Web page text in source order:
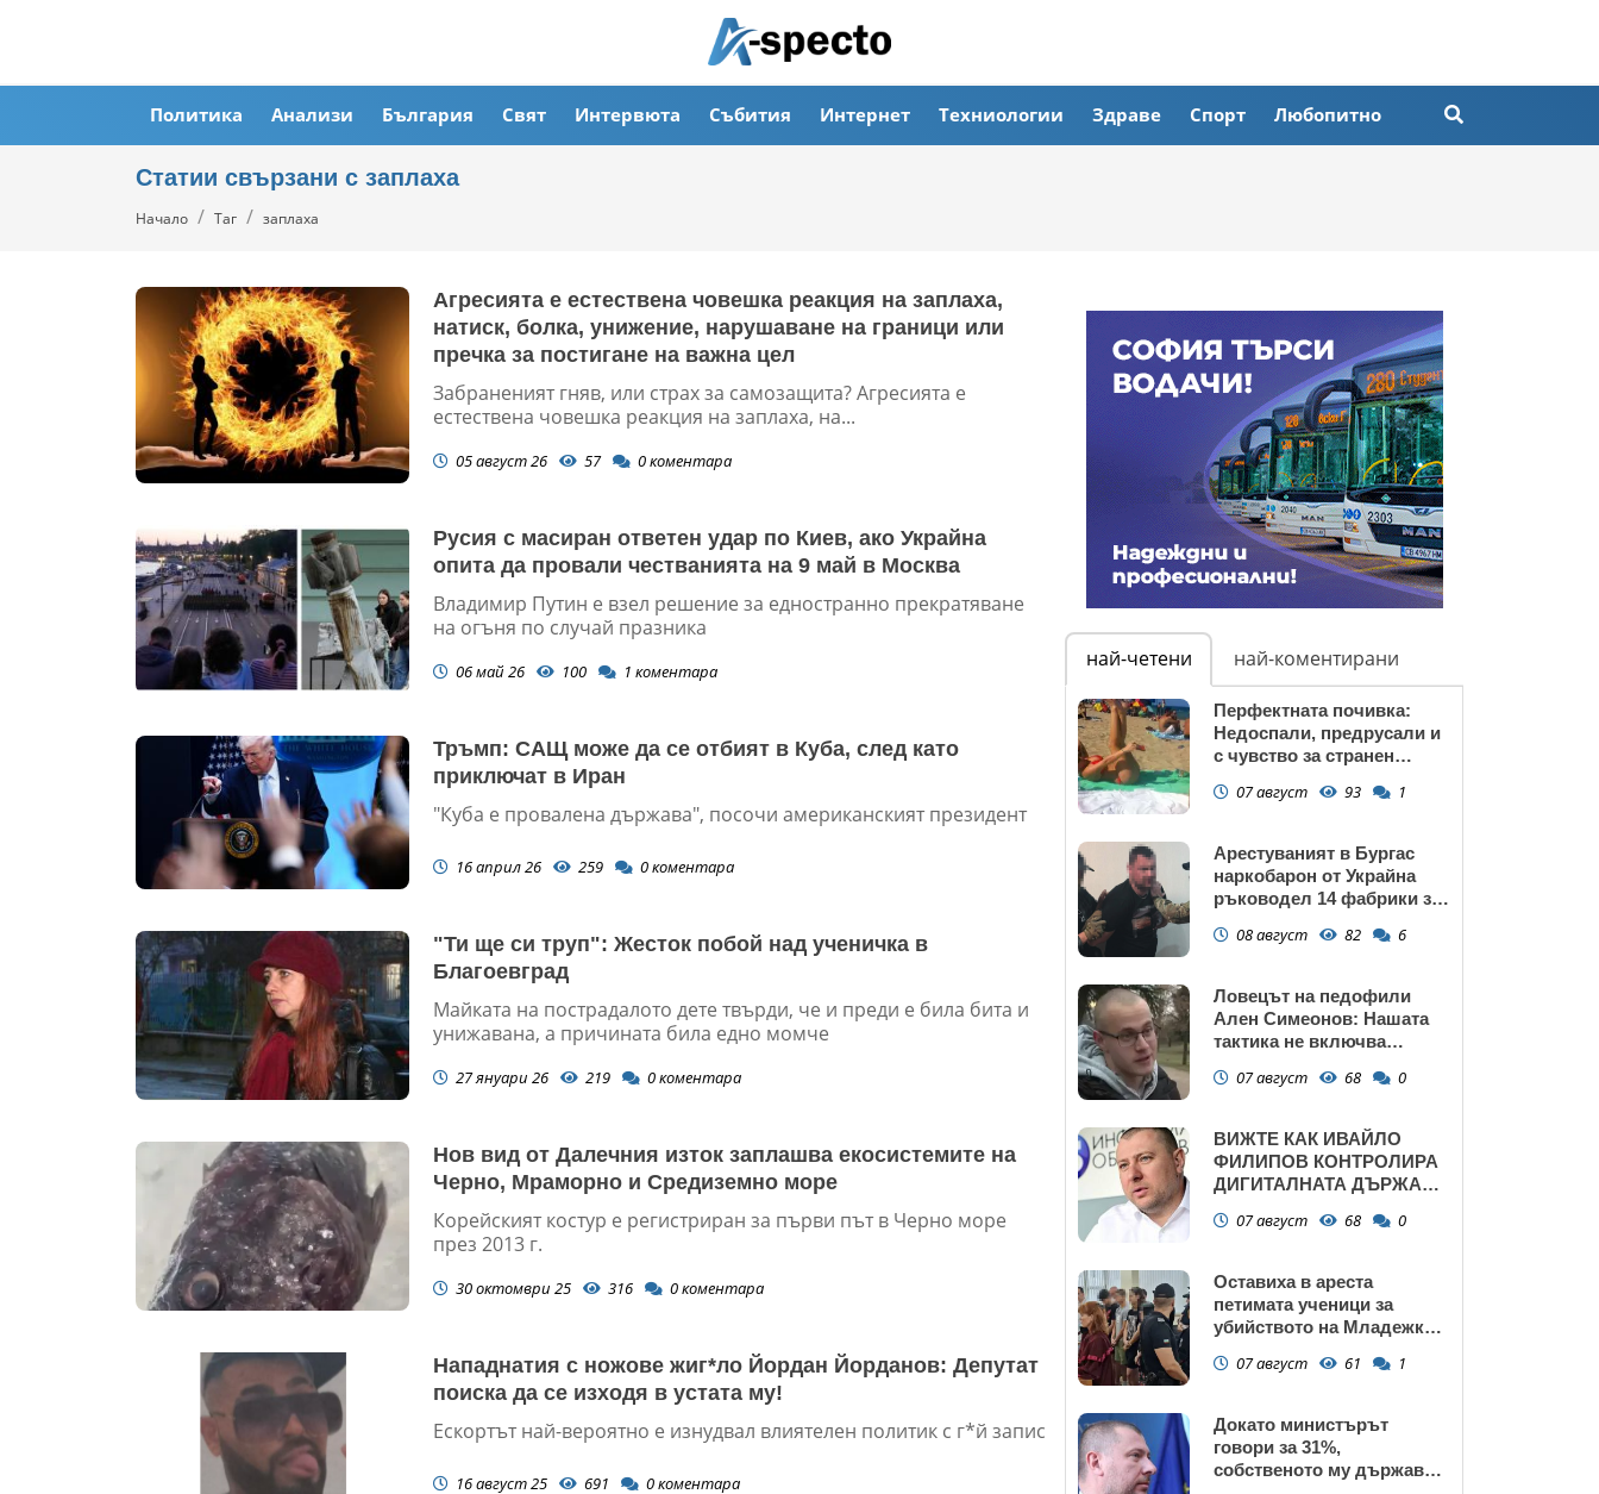
Политика Анализи България Свят Интервюта Събития Интернет Техниологии Здраве Спорт Любопитно
Статии свързани с заплаха
Начало Таг заплаха
Агресията е естествена човешка реакция на заплаха,
натиск, болка, унижение, нарушаване на граници или
пречка за постигане на важна цел
Забраненият гняв, или страх за самозащита? Агресията е
естествена човешка реакция на заплаха, на...
05 август 26 57 0коментара
Русия с масиран ответен удар по Киев, ако Украйна
опита да провали честванията на 9 май в Москва
Владимир Путин е взел решение за едностранно прекратяване
на огъня по случай празника
06 май 26 100 1 коментара
Тръмп: САЩ може да се отбият в Куба, след като
приключат в Иран
"Куба е провалена държава", посочи американският президент
16 април 26 259 0коментара
"Ти ще си труп": Жесток побой над ученичка в
Благоевград
Майката на пострадалото дете твърди, че и преди е била бита и
унижавана, а причината била едно момче
27 януари 26 219 0коментара
Нов вид от Далечния изток заплашва екосистемите на
Черно, Мраморно и Средиземно море
Корейският костур е регистриран за първи път в Черно море
през 2013 г.
30 октомври 25 316 0коментара
Нападнатия с ножове жиг*ло Йордан Йорданов: Депутат
поиска да се изходя в устата му!
Ескортът най-вероятно е изнудвал влиятелен политик с г*й запис
16 август 25 691 0коментара
най-четени най-коментирани
Перфектната почивка:
Недоспали, предрусали и
с чувство за странен
07 август 93 1
Арестуваният в Бургас
наркобарон от Украйна
ръководел 14 фабрики за
08 август 82 6
Ловецът на педофили
Ален Симеонов: Нашата
тактика не включва
07 август 68 0
ВИЖТЕ КАК ИВАЙЛО
ФИЛИПОВ КОНТРОЛИРА
ДИГИТАЛНАТА ДЪРЖАВА
ПРАВИТЕЛСТВОТО?
07 август 68 0
Оставиха в ареста
петимата ученици за
убийството на Младежкия
час, гаврили се с него и го
07 август 61 1
Докато министърът
говори за 31%,
собственото му държавно